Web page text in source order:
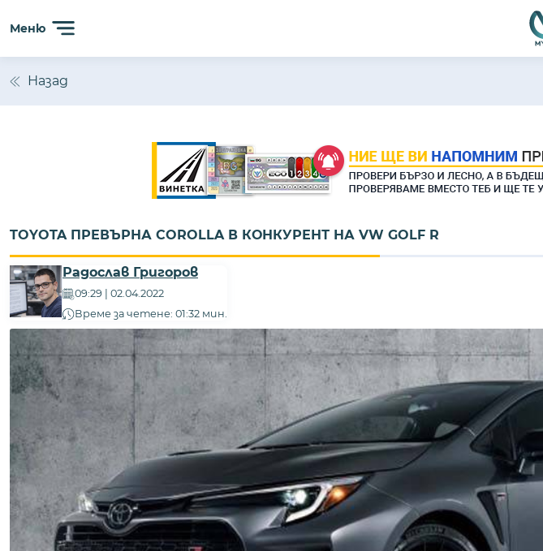
Меню
Назад
TOYOTA ПРЕВЪРНА COROLLA В КОНКУРЕНТ НА VW GOLF R
Радослав Григоров
09:29 | 02.04.2022
Време за четене: 01:32 мин.